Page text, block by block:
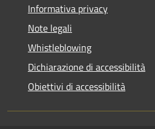
Informativa privacy
Note legali
Whistleblowing
Dichiarazione di accessibilità
Obiettivi di accessibilità